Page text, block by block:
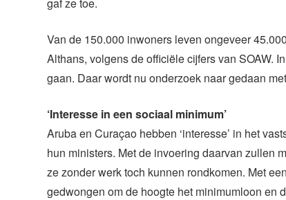
Van de 150.000 inwoners leven ongeveer
Althans, volgens de officiële cijfers van SOAW.
gaan. Daar wordt nu onderzoek naar gedaan
‘Interesse in een sociaal minimum’
Aruba en Curaçao hebben ‘interesse’ in het
hun ministers. Met de invoering daarvan zullen
ze zonder werk toch kunnen rondkomen. Met
gedwongen om de hoogte het minimumloon en